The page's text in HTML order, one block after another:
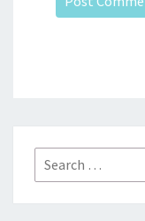
Search
for: